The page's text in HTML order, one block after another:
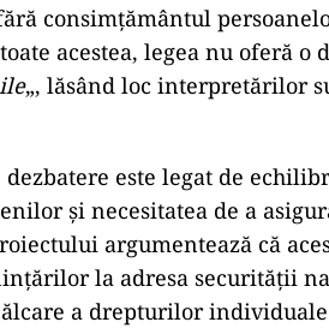
consimțământul
toate acestea, legea nu oferă o
„, lăsând loc interpretărilor
este legat de
și necesitatea de a
argumentează că
la adresa securității
a drepturilor